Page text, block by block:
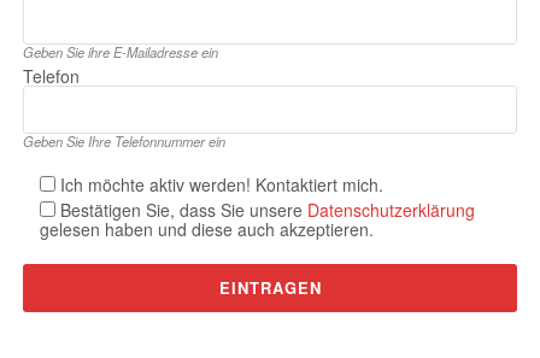
Geben Sie ihre E‑Mailadresse ein
Telefon
Geben Sie Ihre Telefonnummer ein
Ich möchte aktiv werden! Kontaktiert mich.
Bestätigen Sie, dass Sie unsere Datenschutzerklärung
gelesen haben und diese auch akzeptieren.